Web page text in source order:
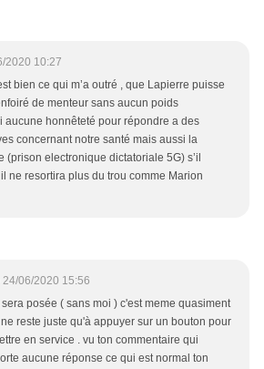
2020 10:27
bien ce qui m’a outré , que Lapierre puisse
de menteur sans aucun poids
aucune honnêteté pour répondre a des
concernant notre santé mais aussi la
(prison electronique dictatoriale 5G) s’il
ne resortira plus du trou comme Marion
24/06/2020 15:56
sera posée ( sans moi ) c'est meme quasiment
reste juste qu'à appuyer sur un bouton pour
en service . vu ton commentaire qui
aucune réponse ce qui est normal ton